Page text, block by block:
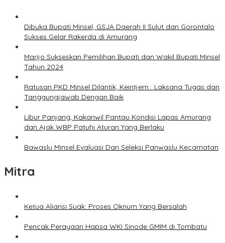
Dibuka Bupati Minsel, GSJA Daerah II Sulut dan Gorontalo
Sukses Gelar Rakerda di Amurang
Marijo Sukseskan Pemilihan Bupati dan Wakil Bupati Minsel
Tahun 2024
Ratusan PKD Minsel Dilantik, Keintjem : Laksana Tugas dan
Tanggungjawab Dengan Baik
Libur Panjang, Kakanwil Pantau Kondisi Lapas Amurang
dan Ajak WBP Patuhi Aturan Yang Berlaku
Bawaslu Minsel Evaluasi Dan Seleksi Panwaslu Kecamatan
Mitra
Ketua Aliansi Suak: Proses Oknum Yang Bersalah
Pencak Perayaan Hapsa WKI Sinode GMIM di Tombatu